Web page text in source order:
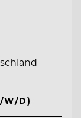
W/D)